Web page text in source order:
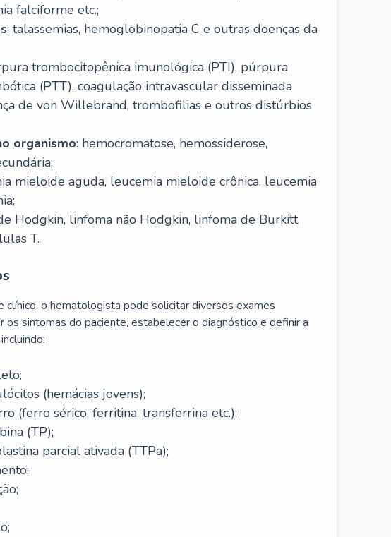
falciforme etc.;
: talassemias, hemoglobinopatia C e outras doenças da
trombocitopênica imunológica (PTI), púrpura
(PTT), coagulação intravascular disseminada
de von Willebrand, trombofilias e outros distúrbios
organismo: hemocromatose, hemossiderose,
mieloide aguda, leucemia mieloide crônica, leucemia
Hodgkin, linfoma não Hodgkin, linfoma de Burkitt,
T.
clínico, o hematologista pode solicitar diversos exames
os sintomas do paciente, estabelecer o diagnóstico e definir a
(hemácias jovens);
(ferro sérico, ferritina, transferrina etc.);
(TP);
parcial ativada (TTPa);